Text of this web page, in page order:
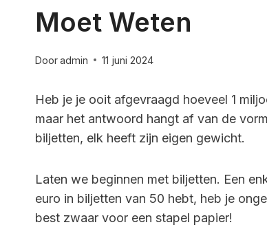
Moet Weten
Dooradmin 11 juni 2024
Heb je je ooit afgevraagd hoeveel 1
maar het antwoord hangt af van de
biljetten, elk heeft zijn eigen gewicht.
Laten we beginnen met biljetten. Een
euro in biljetten van 50 hebt, heb je
best zwaar voor een stapel papier!